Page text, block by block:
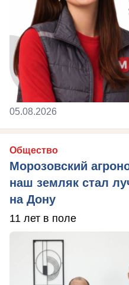
05.08.2026
Общество
Морозовский
наш земляк стал
на Дону
11 лет в поле